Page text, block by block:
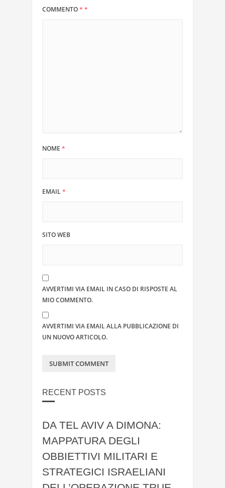
COMMENTO* *
NOME *
EMAIL*
SITO WEB
AVVERTIMI VIA EMAIL IN CASO DI RISPOSTE AL
MIO COMMENTO.
AVVERTIMI VIA EMAIL ALLA PUBBLICAZIONE DI
UN NUOVO ARTICOLO.
RECENT POSTS
DA TEL AVIV A DIMONA:
MAPPATURA DEGLI
OBBIETTIVI MILITARI E
STRATEGICI ISRAELIANI